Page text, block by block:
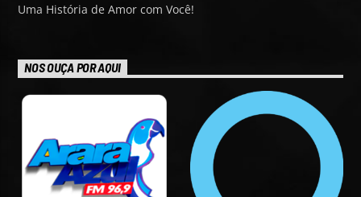
Uma História de Amor com Você!
NOS OUÇA POR AQUI